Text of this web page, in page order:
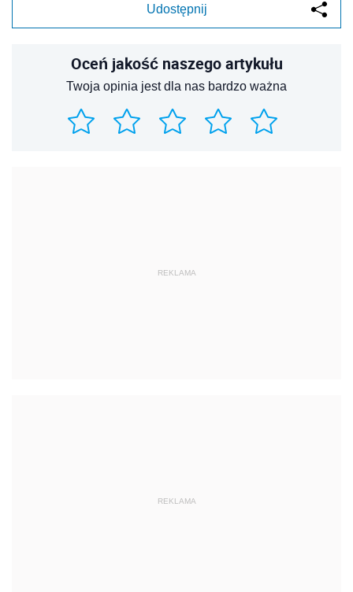
Udostępnij
Oceń jakość naszego artykułu
Twoja opinia jest dla nas bardzo ważna
REKLAMA
REKLAMA